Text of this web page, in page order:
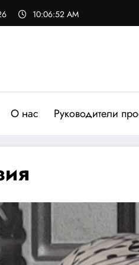
10:06:53 AM
О нас Руководители